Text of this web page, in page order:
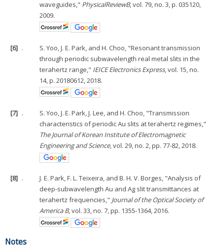
waveguides," PhysicalReviewB, vol. 79, no. 3, p. 035120,
2009.
[6] .
S. Yoo, J. E. Park, and H. Choo, "Resonant transmission
through periodic subwavelength real metal slits in the
terahertz range," IEICE Electronics Express, vol. 15, no.
14, p. 20180612, 2018.
[7] .
S. Yoo, J. E. Park, J. Lee, and H. Choo, "Transmission
characteristics of periodic Au slits at terahertz regimes,"
The Journal of Korean Institute of Electromagnetic
Engineering and Science, vol. 29, no. 2, pp. 77-82, 2018.
[8] .
J. E. Park, F. L. Teixeira, and B. H. V. Borges, "Analysis of
deep-subwavelength Au and Ag slit transmittances at
terahertz frequencies," Journal of the Optical Society of
America B, vol. 33, no. 7, pp. 1355-1364, 2016.
Notes